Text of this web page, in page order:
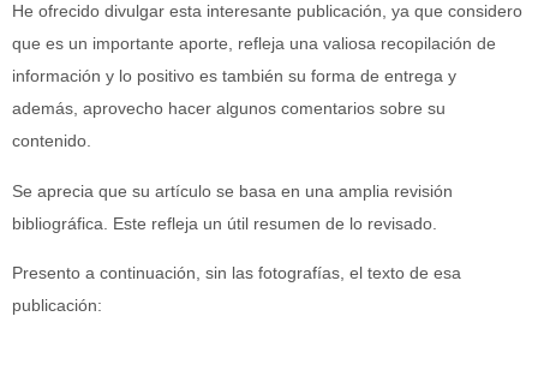
He ofrecido divulgar esta interesante publicación, ya que considero
que es un importante aporte, refleja una valiosa recopilación de
información y lo positivo es también su forma de entrega y
además, aprovecho hacer algunos comentarios sobre su
contenido.
Se aprecia que su artículo se basa en una amplia revisión
bibliográfica. Este refleja un útil resumen de lo revisado.
Presento a continuación, sin las fotografías, el texto de esa
publicación: